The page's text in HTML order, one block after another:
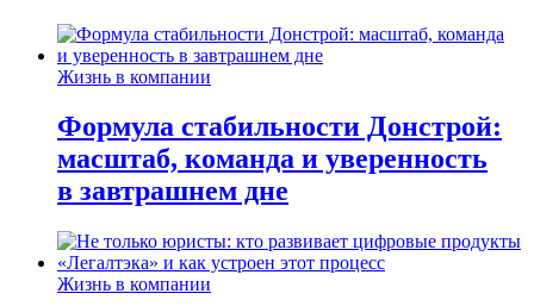
Жизнь в компании
Формула стабильности Донстрой:
масштаб, команда и уверенность
в завтрашнем дне
Жизнь в компании